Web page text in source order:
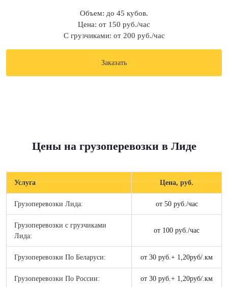
Объем: до 45 кубов.
Цена: от 150 руб./час
С грузчиками: от 200 руб./час
Заказать
Цены на грузоперевозки в Лиде
Услуга Цена, руб.
Грузоперевозки Лида: от 50 руб./час
Грузоперевозки c грузчиками
Лида:
от 100 руб./час
Грузоперевозки По Беларуси: от 30 руб.+ 1,20руб/.км
Грузоперевозки По России: от 30 руб.+ 1,20руб/.км